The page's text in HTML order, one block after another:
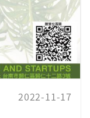
2022-11-17